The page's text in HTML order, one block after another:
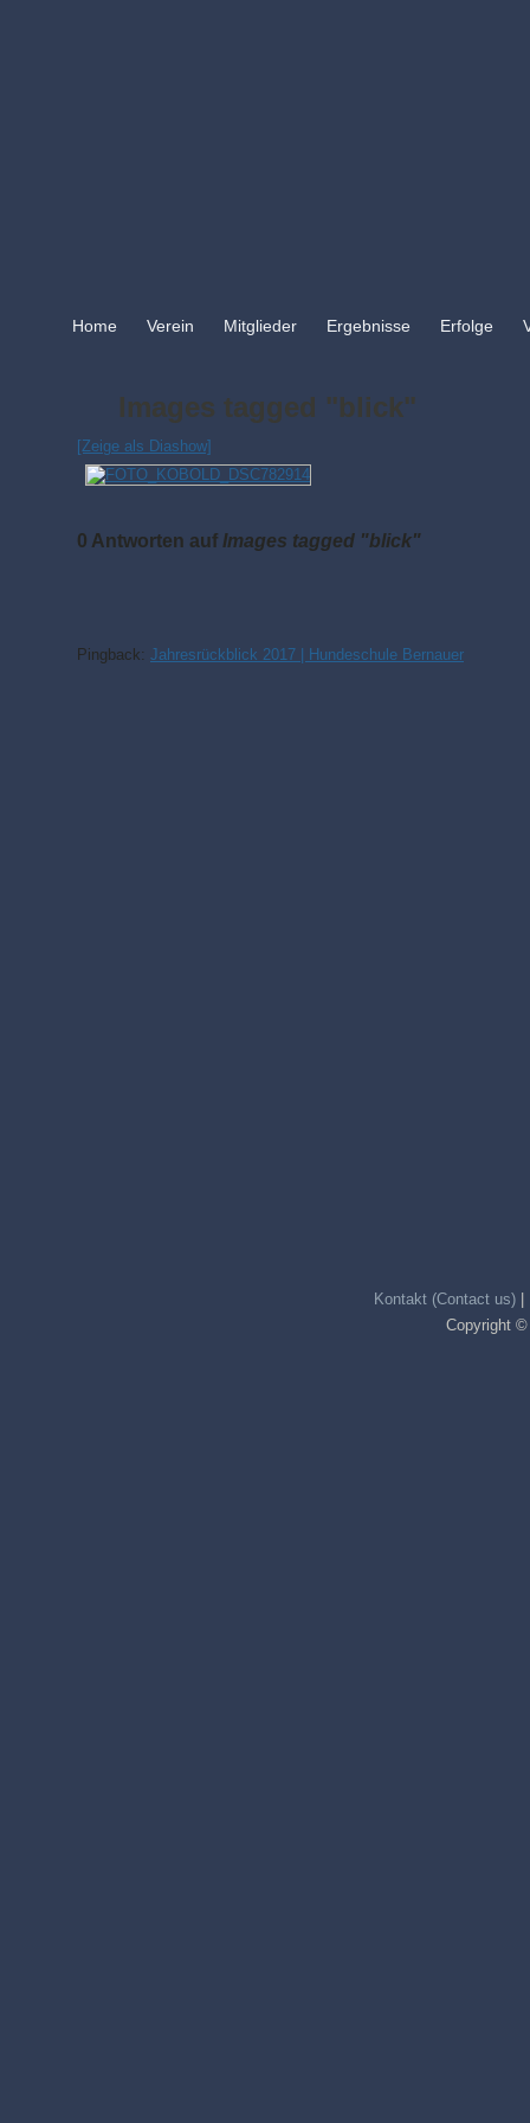
Home Verein Mitglieder Ergebnisse Erfolge
Images tagged "blick"
[Zeige als Diashow]
0 Antworten auf Images tagged "blick"
Pingback: Jahresrückblick 2017 | Hundeschule Bernauer
Kontakt (Contact us)|
Copyright ©